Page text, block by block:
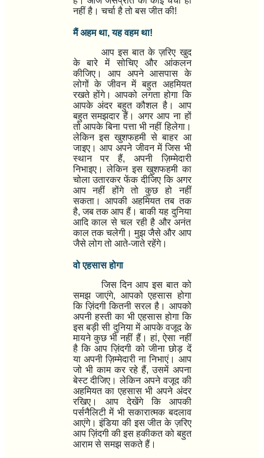
नहीं है। चर्चा है तो बसजीत की!
मैं अहम था, यह वहम था!
आप इस बात के ज़रिएखुद
के बारे में सोचिए और आंकलन
कीजिए।
आप अपने आसपास के
लोगों के जीवन में बहुत अहमियत
रखते होंगे। आपको लगता होगा कि
आपके अंदर बहुत कौशल है। आप
बहुत समझदार हैं। अगर आप ना हों
तो आपके बिना पत्ता भी नहीं हिलेगा।
लेकिन इस खुशफहमी से बाहर आ
जाइए। आप अपने जीवन में जिस भी
स्थान पर हैं, अपनी ज़िम्मेदारी
निभाइए। लेकिन इस खुशफहमी का
चोला उतारकर फेंक दीजिए कि अगर
आप नहीं होंगे तो कुछ हो नहीं
सकता।
आपकी अहमियत तब तक
है, जब तक आप हैं। बाकी यह दुनिया
आदि काल से चल रही है और अनंत
काल तक चलेगी। मुझ जैसे और आप
जैसे लोग तो आते-जाते रहेंगे।
वो एहसास होगा
जिस दिन आप इस बात को
समझ जाएंगे, आपको एहसास होगा
कि ज़िंदगी कितनी सरल है। आपको
अपनीहस्ती का भी एहसास होगा कि
इस बड़ी सी दुनिया में आपके वजूद के
मायने कुछ भी नहीं हैं। हां, ऐसा नहीं
है कि आप ज़िंदगी को जीना छोड़ दें
या अपनी ज़िम्मेदारी ना निभाएं। आप
जो भी काम कर रहे हैं, उसमें अपना
बेस्ट दीजिए। लेकिन अपने वजूद की
अहमियत का एहसास भी अपने अंदर
रखिए।
आप देखेंगे कि आपकी
पर्सनैलिटी में भी सकारात्मक बदलाव
आएंगे। इंडिया की इस जीत के ज़रिए
आप ज़िंदगी की इस हकीकत को बहुत
आराम से समझ सकते हैं।